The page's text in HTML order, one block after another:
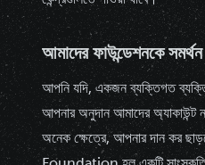
আমাদের ফাউন্ডেশনকে
আপনি যদি, একজন ব্যক্তিগত ব্যক্তি
আপনার অনুদান আমাদের
অনেক ক্ষেত্রে, আপনার দান